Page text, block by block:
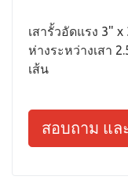
เสารั้วอัดแรง 3" x
ห่างระหว่างเสา
เส้น
สอบถาม แล